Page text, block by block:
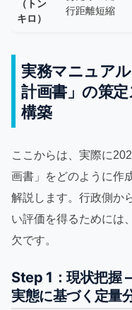
（トン
キロ）
行距離短縮
実務マニュア
計画書」の策
構築
ここからは、実際に
画書」をどのように作
解説します。行政側か
い評価を得るためには
欠です。
Step 1：現状把握
実態に基づく定量